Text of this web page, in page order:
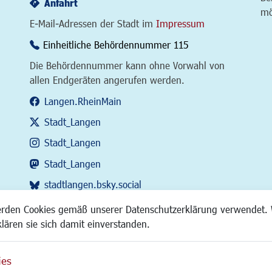
Cookies gemäß unserer Datenschutzerklärung
sie sich damit einverstanden.
Anfahrt
E-Mail-Adressen der Stadt im Impressum
Einheitliche Behördennummer 115
Die Behördennummer kann ohne Vorwahl von
allen Endgeräten angerufen werden.
Langen.RheinMain
Stadt_Langen
Stadt_Langen
Stadt_Langen
stadtlangen.bsky.social
RSS-Feed